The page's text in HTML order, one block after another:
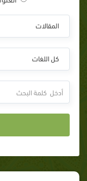
المقالات
كل اللغات